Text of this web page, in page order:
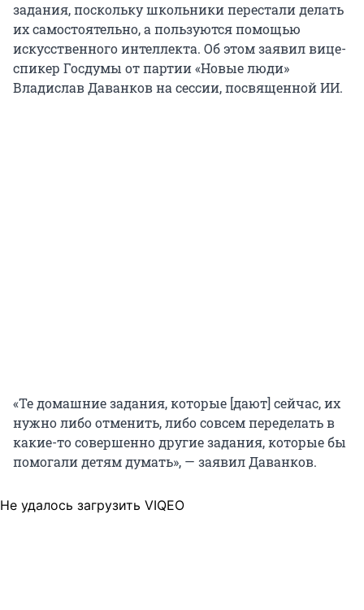
задания, поскольку школьники перестали делать
их самостоятельно, а пользуются помощью
искусственного интеллекта. Об этом заявил вице-
спикер Госдумы от партии «Новые люди»
Владислав Даванков на сессии, посвященной ИИ.
«Те домашние задания, которые [дают] сейчас, их
нужно либо отменить, либо совсем переделать в
какие-то совершенно другие задания, которые бы
помогали детям думать», — заявил Даванков.
Не удалось загрузить VIQEO